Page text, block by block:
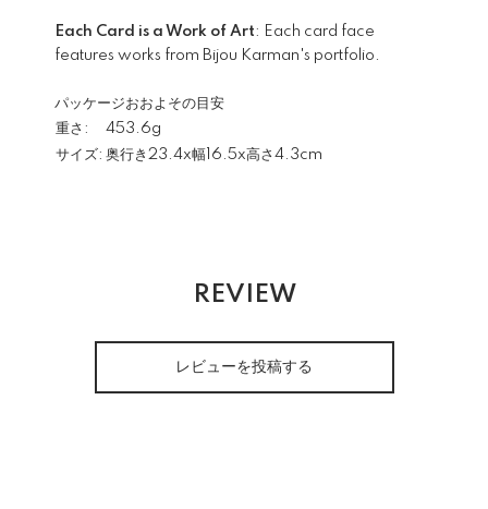
Each Card is a Work of Art: Each card face
features works from Bijou Karman's portfolio.
パッケージおおよその目安
重さ:
453.6g
サイズ: 奥行き23.4x幅16.5x高さ4.3cm
REVIEW
レビューを投稿する